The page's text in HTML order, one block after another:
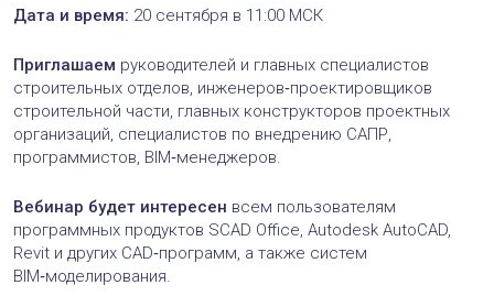
Дата и время: 20 сентября в 11:00 МСК
Приглашаем руководителей и главных специалистов
строительных отделов, инженеров‑проектировщиков
строительной части, главных конструкторов проектных
организаций, специалистов по внедрению САПР,
программистов, BIM‑менеджеров.
Вебинар будет интересен всем пользователям
программных продуктов SCAD Office, Autodesk AutoCAD,
Revit и других CAD‑программ, а также систем
BIM‑моделирования.